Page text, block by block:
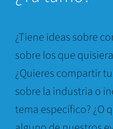
¿Tiene ideas sobre
sobre los que
¿Quieres compartir
sobre la industria o
tema específico? ¿O